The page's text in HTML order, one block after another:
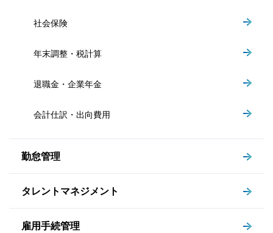
社会保険
年末調整・税計算
退職金・企業年金
会計仕訳・出向費用
勤怠管理
タレントマネジメント
雇用手続管理